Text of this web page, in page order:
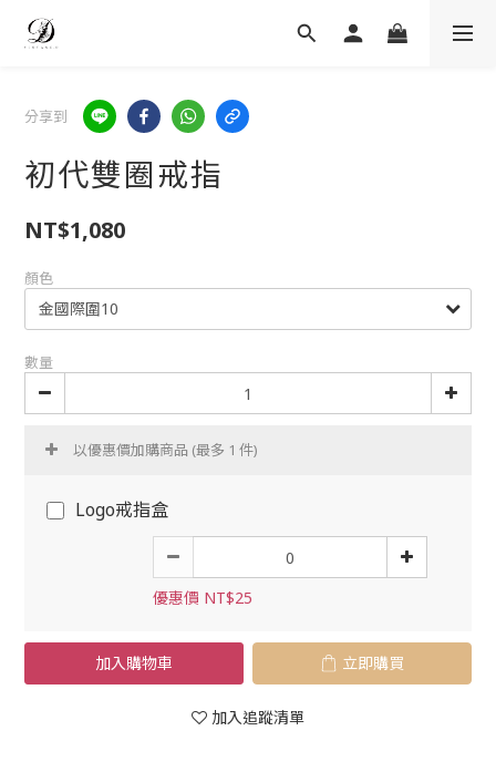
分享到
初代雙圈戒指
NT$1,080
顏色
數量
以優惠價加購商品 (最多 1 件)
Logo戒指盒
優惠價 NT$25
加入購物車 立即購買
加入追蹤清單